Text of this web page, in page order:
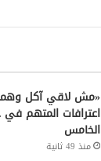
«مش لاقي آكل
اعترافات المتهم في
الخامس
منذ 49 ثانية